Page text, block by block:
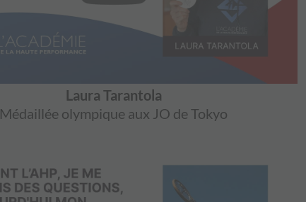
Laura Tarantola
Médaillée olympique aux JO de Tokyo